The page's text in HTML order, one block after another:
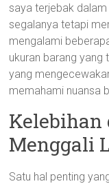
saya terjebak
segalanya tetapi
mengalami
ukuran barang yang
yang
memahami nuansa
Kelebihan
Menggali
Satu hal penting